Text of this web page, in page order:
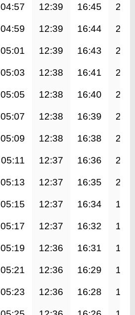
04:57 12:39 16:45
04:59 12:39 16:44
05:01 12:39 16:43
05:03 12:38 16:41
05:05 12:38 16:40
05:07 12:38 16:39
05:09 12:38 16:38
05:11 12:37 16:36
05:13 12:37 16:35
05:15 12:37 16:34
05:17 12:37 16:32
05:19 12:36 16:31
05:21 12:36 16:29
05:23 12:36 16:28